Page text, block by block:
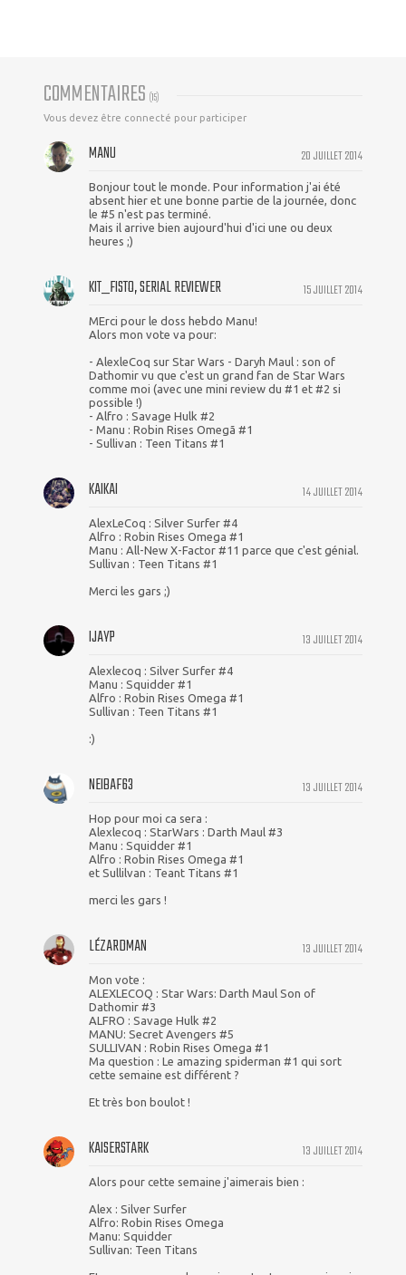
COMMENTAIRES (15)
Vous devez être connecté pour participer
20 JUILLET 2014
MANU
Bonjour tout le monde. Pour information j'ai été
absent hier et une bonne partie de la journée, donc
le #5 n'est pas terminé.
Mais il arrive bien aujourd'hui d'ici une ou deux
heures ;)
15 JUILLET 2014
KIT_FISTO, SERIAL REVIEWER
MErci pour le doss hebdo Manu!
Alors mon vote va pour:
- AlexleCoq sur Star Wars - Daryh Maul : son of
Dathomir vu que c'est un grand fan de Star Wars
comme moi (avec une mini review du #1 et #2 si
possible !)
- Alfro : Savage Hulk #2
- Manu : Robin Rises Omegã #1
- Sullivan : Teen Titans #1
14 JUILLET 2014
KAIKAI
AlexLeCoq : Silver Surfer #4
Alfro : Robin Rises Omega #1
Manu : All-New X-Factor #11 parce que c'est génial.
Sullivan : Teen Titans #1
Merci les gars ;)
13 JUILLET 2014
IJAYP
Alexlecoq : Silver Surfer #4
Manu : Squidder #1
Alfro : Robin Rises Omega #1
Sullivan : Teen Titans #1
:)
13 JUILLET 2014
NEIBAF63
Hop pour moi ca sera :
Alexlecoq : StarWars : Darth Maul #3
Manu : Squidder #1
Alfro : Robin Rises Omega #1
et Sullilvan : Teant Titans #1
merci les gars !
13 JUILLET 2014
LÉZARDMAN
Mon vote :
ALEXLECOQ : Star Wars: Darth Maul Son of
Dathomir #3
ALFRO : Savage Hulk #2
MANU: Secret Avengers #5
SULLIVAN : Robin Rises Omega #1
Ma question : Le amazing spiderman #1 qui sort
cette semaine est différent ?
Et très bon boulot !
13 JUILLET 2014
KAISERSTARK
Alors pour cette semaine j'aimerais bien :
Alex : Silver Surfer
Alfro: Robin Rises Omega
Manu: Squidder
Sullivan: Teen Titans